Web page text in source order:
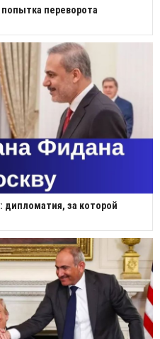
переворота
дипломатия, за которой